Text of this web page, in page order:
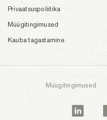
Privaatsuspoliitika
Müügitingimused
Kauba tagastamine
Müügitingimused